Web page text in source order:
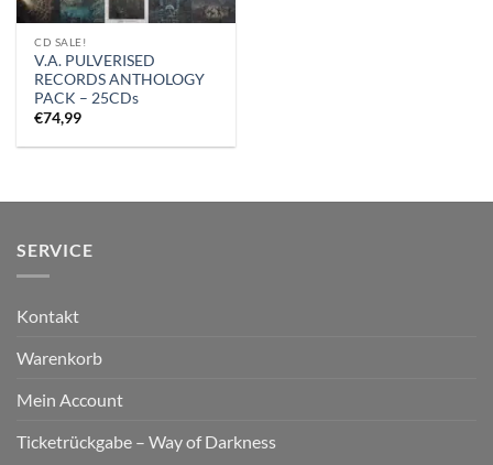
CD SALE!
V.A. PULVERISED
RECORDS ANTHOLOGY
PACK – 25CDs
€74,99
SERVICE
Kontakt
Warenkorb
Mein Account
Ticketrückgabe – Way of Darkness